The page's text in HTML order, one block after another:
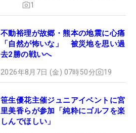
1
不動裕理が故郷・熊本の地震に心痛
「自然が怖いな」 被災地を思い過
去2勝の戦いへ
2026年8月7日 (金) 07時50分 19
笹生優花主催ジュニアイベントに宮
里美香らが参加「純粋にゴルフを楽
しんでほしい」